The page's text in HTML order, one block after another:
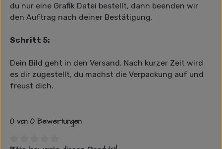
du nur eine Grafik Datei bestellt, dann beenden wir
den Auftrag nach deiner Bestätigung.
Schritt 5:
Dein Bild geht in den Versand. Nach kurzer Zeit wird
es dir zugestellt, du machst die Verpackung auf und
freust dich.
0 von 0 Bewertungen